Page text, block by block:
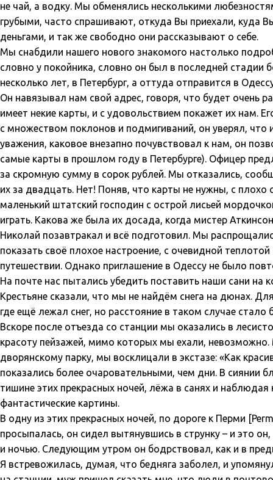
не чай, а водку. Мы обменялись несколькими
грубыми, часто спрашивают, откуда Вы приехали, куда
деньгами, и так же свободно они рассказывают о себе.
Мы снабдили нашего нового знакомого настолько
словно у покойника, словно он был в последней стадии
несколько лет, в Петербург, а оттуда отправится в
Он навязывал нам свой адрес, говоря, что будет очень
имеет некие карты, и с удовольствием покажет их нам.
с множеством поклонов и подмигиваний, он уверял, что
уважения, каковое внезапно почувствовал к нам, он
самые карты в прошлом году в Петербурге). Офицер
за скромную сумму в сорок рублей. Мы отказались,
их за двадцать. Нет! Поняв, что карты не нужны, с
маленький штатский господин с острой лисьей
играть. Какова же была их досада, когда мистер
Николай позавтракал и всё подготовил. Мы
показать своё плохое настроение, с очевидной
путешествии. Однако приглашение в Одессу не было
На почте нас пытались убедить поставить наши сани на
Крестьяне сказали, что мы не найдём снега на дюнах.
где ещё лежал снег, но расстояние в таком случае
Вскоре после отъезда со станции мы оказались в
красоту пейзажей, мимо которых мы ехали,
дворянскому парку, мы восклицали в экстазе: «Как
показались более очаровательными, чем дни. В сиянии
тишине этих прекрасных ночей, лёжа в санях и
фантастические картины.
В одну из этих прекрасных ночей, по дороге к Перми
просыпалась, он сидел вытянувшись в струнку – и это
и ночью. Следующим утром он бодрствовал, как и в
Я встревожилась, думая, что бедняга заболел, и